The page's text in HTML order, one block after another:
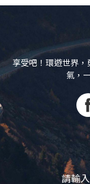
享受吧！環遊世界
氣，